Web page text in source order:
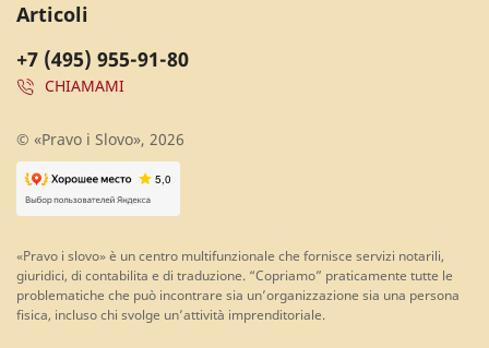
+7 (495) 955-91-80
CHIAMAMI
Articoli
© «Pravo i Slovo», 2026
«Pravo i slovo» è un centro multifunzionale che fornisce servizi notarili,
giuridici, di contabilita e di traduzione. “Copriamo” praticamente tutte le
problematiche che può incontrare sia un’organizzazione sia una persona
fisica, incluso chi svolge un’attività imprenditoriale.